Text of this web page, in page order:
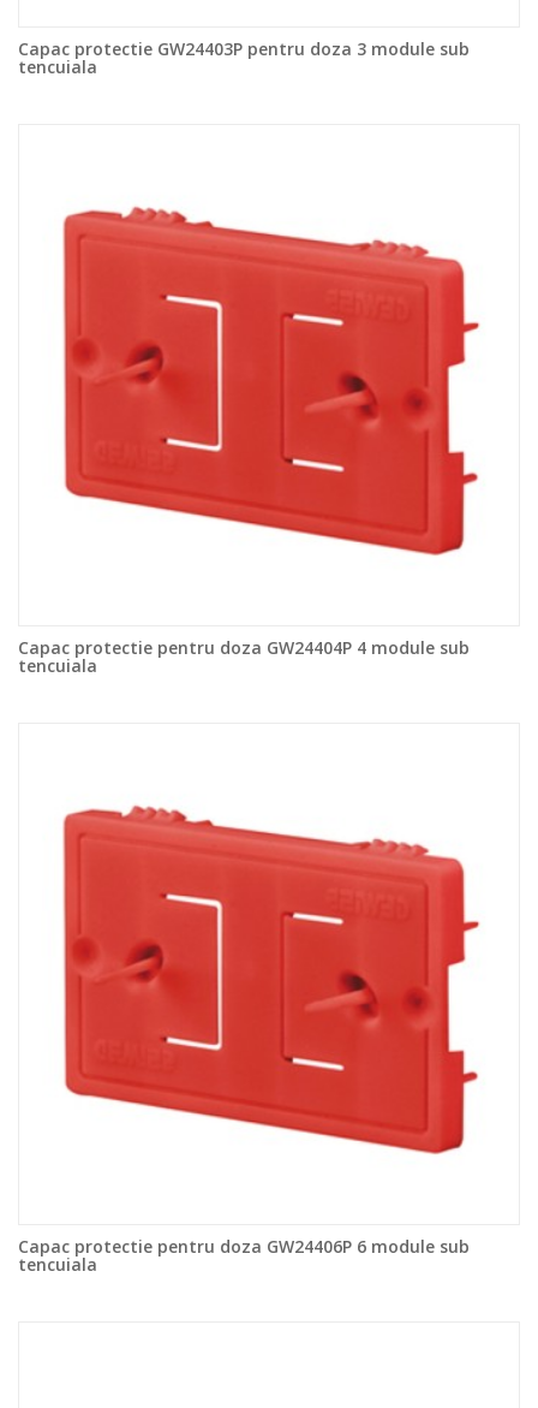
Capac protectie GW24403P pentru doza 3 module sub
tencuiala
Capac protectie pentru doza GW24404P 4 module sub
tencuiala
Capac protectie pentru doza GW24406P 6 module sub
tencuiala